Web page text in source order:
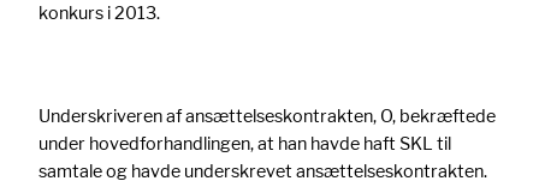
konkurs i 2013.
Underskriveren af ansættelseskontrakten, O, bekræftede
under hovedforhandlingen, at han havde haft SKL til
samtale og havde underskrevet ansættelseskontrakten.